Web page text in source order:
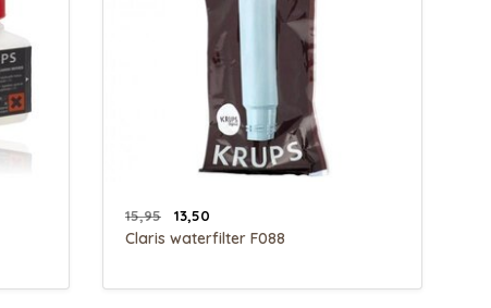
15,95 13,50
Claris waterfilter F088